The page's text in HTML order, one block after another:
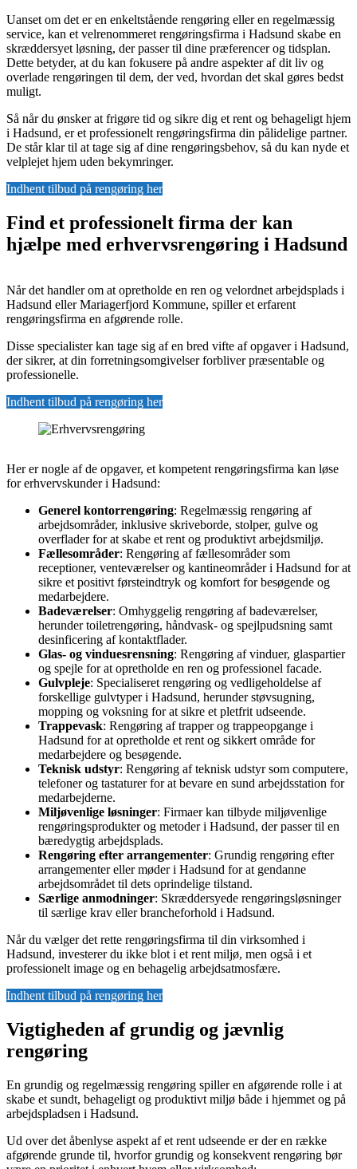
Uanset om det er en enkeltstående rengøring eller en regelmæssig
service, kan et velrenommeret rengøringsfirma i Hadsund skabe en
skræddersyet løsning, der passer til dine præferencer og tidsplan.
Dette betyder, at du kan fokusere på andre aspekter af dit liv og
overlade rengøringen til dem, der ved, hvordan det skal gøres bedst
muligt.
Så når du ønsker at frigøre tid og sikre dig et rent og behageligt hjem
i Hadsund, er et professionelt rengøringsfirma din pålidelige partner.
De står klar til at tage sig af dine rengøringsbehov, så du kan nyde et
velplejet hjem uden bekymringer.
Indhent tilbud på rengøring her
Find et professionelt firma der kan
hjælpe med erhvervsrengøring i Hadsund
Når det handler om at opretholde en ren og velordnet arbejdsplads i
Hadsund eller Mariagerfjord Kommune, spiller et erfarent
rengøringsfirma en afgørende rolle.
Disse specialister kan tage sig af en bred vifte af opgaver i Hadsund,
der sikrer, at din forretningsomgivelser forbliver præsentable og
professionelle.
Indhent tilbud på rengøring her
Her er nogle af de opgaver, et kompetent rengøringsfirma kan løse
for erhvervskunder i Hadsund:
Generel kontorrengøring: Regelmæssig rengøring af
arbejdsområder, inklusive skriveborde, stolper, gulve og
overflader for at skabe et rent og produktivt arbejdsmiljø.
Fællesområder: Rengøring af fællesområder som
receptioner, venteværelser og kantineområder i Hadsund for at
sikre et positivt førsteindtryk og komfort for besøgende og
medarbejdere.
Badeværelser: Omhyggelig rengøring af badeværelser,
herunder toiletrengøring, håndvask- og spejlpudsning samt
desinficering af kontaktflader.
Glas- og vinduesrensning: Rengøring af vinduer, glaspartier
og spejle for at opretholde en ren og professionel facade.
Gulvpleje: Specialiseret rengøring og vedligeholdelse af
forskellige gulvtyper i Hadsund, herunder støvsugning,
mopping og voksning for at sikre et pletfrit udseende.
Trappevask: Rengøring af trapper og trappeopgange i
Hadsund for at opretholde et rent og sikkert område for
medarbejdere og besøgende.
Teknisk udstyr: Rengøring af teknisk udstyr som computere,
telefoner og tastaturer for at bevare en sund arbejdsstation for
medarbejderne.
Miljøvenlige løsninger: Firmaer kan tilbyde miljøvenlige
rengøringsprodukter og metoder i Hadsund, der passer til en
bæredygtig arbejdsplads.
Rengøring efter arrangementer: Grundig rengøring efter
arrangementer eller møder i Hadsund for at gendanne
arbejdsområdet til dets oprindelige tilstand.
Særlige anmodninger: Skræddersyede rengøringsløsninger
til særlige krav eller brancheforhold i Hadsund.
Når du vælger det rette rengøringsfirma til din virksomhed i
Hadsund, investerer du ikke blot i et rent miljø, men også i et
professionelt image og en behagelig arbejdsatmosfære.
Indhent tilbud på rengøring her
Vigtigheden af grundig og jævnlig
rengøring
En grundig og regelmæssig rengøring spiller en afgørende rolle i at
skabe et sundt, behageligt og produktivt miljø både i hjemmet og på
arbejdspladsen i Hadsund.
Ud over det åbenlyse aspekt af et rent udseende er der en række
afgørende grunde til, hvorfor grundig og konsekvent rengøring bør